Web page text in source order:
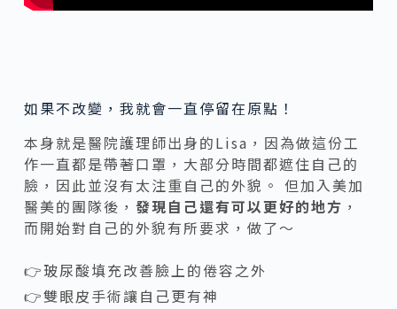
如果不改變，我就會一直停留在原點！
本身就是醫院護理師出身的Lisa，因為做這份工
作一直都是帶著口罩，大部分時間都遮住自己的
臉，因此並沒有太注重自己的外貌。 但加入美加
醫美的團隊後， 發現自己還有可以更好的地方 ，
而開始對自己的外貌有所要求，做了～
👉玻尿酸填充改善臉上的倦容之外
👉雙眼皮手術讓自己更有神